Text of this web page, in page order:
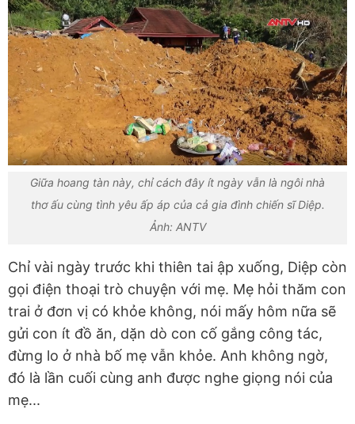
Giữa hoang tàn này, chỉ cách đây ít ngày vẫn là ngôi nhà
thơ ấu cùng tình yêu ấp áp của cả gia đình chiến sĩ Diệp.
Ảnh: ANTV
Chỉ vài ngày trước khi thiên tai ập xuống, Diệp còn
gọi điện thoại trò chuyện với mẹ. Mẹ hỏi thăm con
trai ở đơn vị có khỏe không, nói mấy hôm nữa sẽ
gửi con ít đồ ăn, dặn dò con cố gắng công tác,
đừng lo ở nhà bố mẹ vẫn khỏe. Anh không ngờ,
đó là lần cuối cùng anh được nghe giọng nói của
mẹ...